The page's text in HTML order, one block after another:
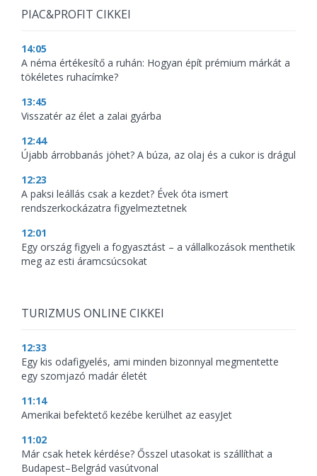
PIAC&PROFIT CIKKEI
14:05
A néma értékesítő a ruhán: Hogyan épít prémium márkát a
tökéletes ruhacímke?
13:45
Visszatér az élet a zalai gyárba
12:44
Újabb árrobbanás jöhet? A búza, az olaj és a cukor is drágul
12:23
A paksi leállás csak a kezdet? Évek óta ismert
rendszerkockázatra figyelmeztetnek
12:01
Egy ország figyeli a fogyasztást – a vállalkozások menthetik
meg az esti áramcsúcsokat
TURIZMUS ONLINE CIKKEI
12:33
Egy kis odafigyelés, ami minden bizonnyal megmentette
egy szomjazó madár életét
11:14
Amerikai befektető kezébe kerülhet az easyJet
11:02
Már csak hetek kérdése? Ősszel utasokat is szállíthat a
Budapest–Belgrád vasútvonal